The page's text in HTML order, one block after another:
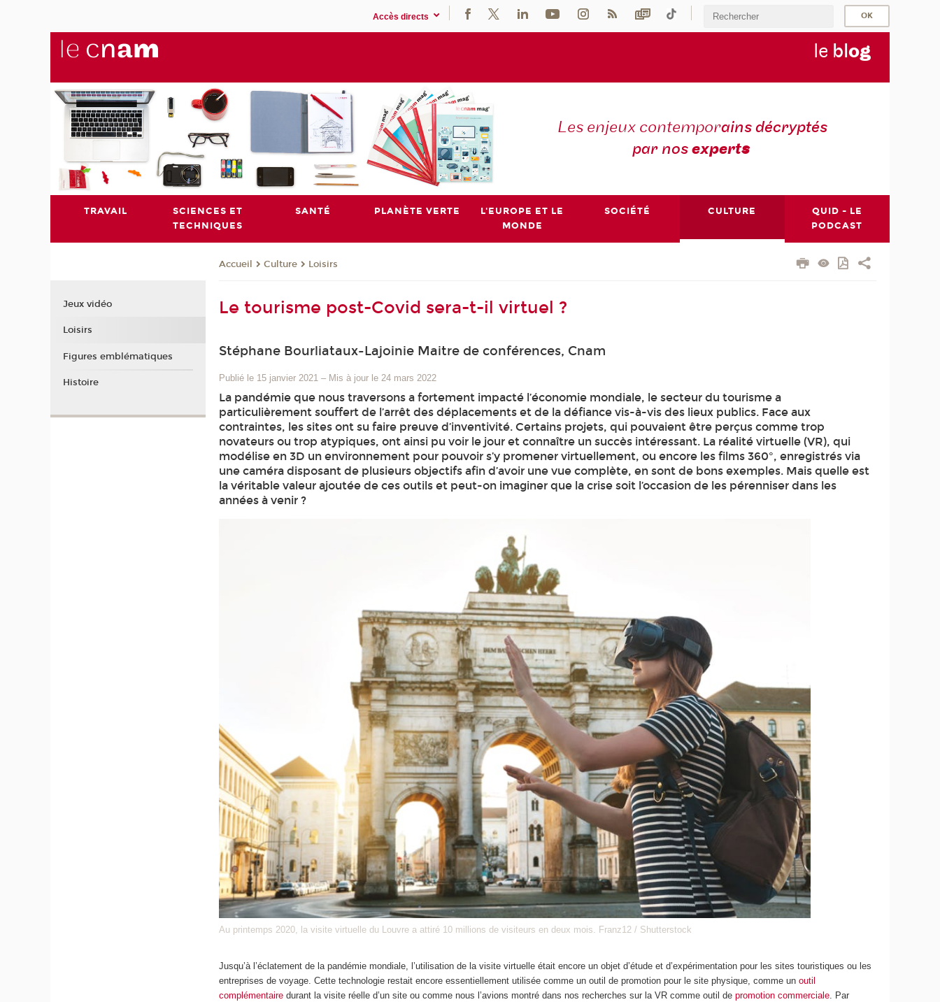
Accès directs
le blog
Les enjeux contemporains décryptés
par nosexperts
TRAVAIL
SCIENCES ET
TECHNIQUES
SANTÉ PLANÈTE VERTE
L'EUROPE ET LE
MONDE
SOCIÉTÉ CULTURE
QUID - LE
PODCAST
Accueil Culture Loisirs
Le tourisme post-Covid sera-t-il virtuel ?
Stéphane Bourliataux-Lajoinie Maitre de conférences, Cnam
Publié le 15 janvier 2021 – Mis à jour le 24 mars 2022
La pandémie que nous traversons a fortement impacté l’économie mondiale, le secteur du tourisme a
particulièrement souffert de l’arrêt des déplacements et de la défiance vis-à-vis des lieux publics. Face aux
contraintes, les sites ont su faire preuve d’inventivité. Certains projets, qui pouvaient être perçus comme trop
novateurs ou trop atypiques, ont ainsi pu voir le jour et connaître un succès intéressant. La réalité virtuelle (VR), qui
modélise en 3D un environnement pour pouvoir s’y promener virtuellement, ou encore les films 360°, enregistrés via
une caméra disposant de plusieurs objectifs afin d’avoir une vue complète, en sont de bons exemples. Mais quelle est
la véritable valeur ajoutée de ces outils et peut-on imaginer que la crise soit l’occasion de les pérenniser dans les
années à venir ?
Au printemps 2020, la visite virtuelle du Louvre a attiré 10 millions de visiteurs en deux mois. Franz12 / Shutterstock
Jusqu’à l’éclatement de la pandémie mondiale, l’utilisation de la visite virtuelle était encore un objet d’étude et d’expérimentation pour les sites touristiques ou les
entreprises de voyage. Cette technologie restait encore essentiellement utilisée comme un outil de promotion pour le site physique, comme unoutil
complémentaire durant la visite réelle d’un site ou comme nous l’avions montré dans nos recherches sur la VR comme outil depromotion commerciale. Par
Jeux vidéo
Loisirs
Figures emblématiques
Histoire